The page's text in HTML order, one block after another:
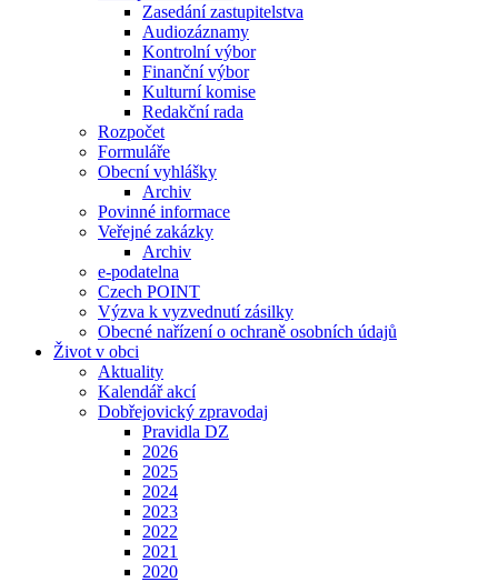
Zasedání zastupitelstva
Audiozáznamy
Kontrolní výbor
Finanční výbor
Kulturní komise
Redakční rada
Rozpočet
Formuláře
Obecní vyhlášky
Archiv
Povinné informace
Veřejné zakázky
Archiv
e-podatelna
Czech POINT
Výzva k vyzvednutí zásilky
Obecné nařízení o ochraně osobních údajů
Život v obci
Aktuality
Kalendář akcí
Dobřejovický zpravodaj
Pravidla DZ
2026
2025
2024
2023
2022
2021
2020